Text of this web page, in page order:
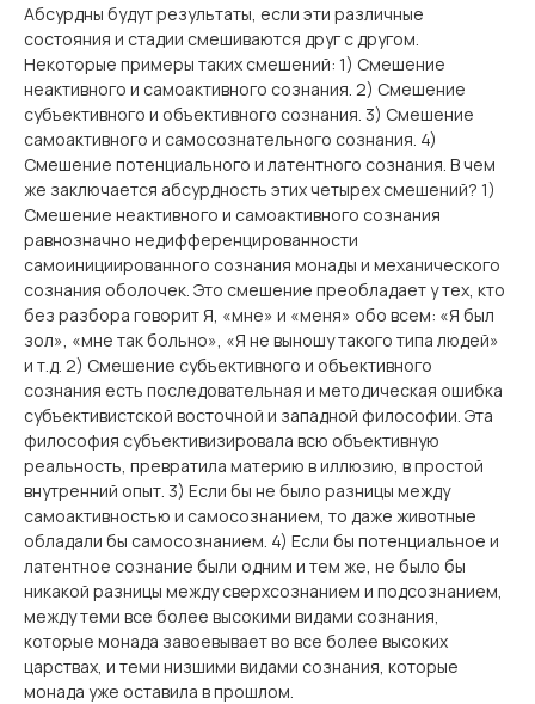
Абсурдны будут результаты, если эти различные
состояния и стадии смешиваются друг с другом.
Некоторые примеры таких смешений: 1) Смешение
неактивного и самоактивного сознания. 2) Смешение
субъективного и объективного сознания. 3) Смешение
самоактивного и самосознательного сознания. 4)
Смешение потенциального и латентного сознания. В чем
же заключается абсурдность этих четырех смешений? 1)
Смешение неактивного и самоактивного сознания
равнозначно недифференцированности
самоинициированного сознания монады и механического
сознания оболочек. Это смешение преобладает у тех, кто
без разбора говорит Я, «мне» и «меня» обо всем: «Я был
зол», «мне так больно», «Я не выношу такого типа людей»
и т.д. 2) Смешение субъективного и объективного
сознания есть последовательная и методическая ошибка
субъективистской восточной и западной философии. Эта
философия субъективизировала всю объективную
реальность, превратила материю в иллюзию, в простой
внутренний опыт. 3) Если бы не было разницы между
самоактивностью и самосознанием, то даже животные
обладали бы самосознанием. 4) Если бы потенциальное и
латентное сознание были одним и тем же, не было бы
никакой разницы между сверхсознанием и подсознанием,
между теми все более высокими видами сознания,
которые монада завоевывает во все более высоких
царствах, и теми низшими видами сознания, которые
монада уже оставила в прошлом.